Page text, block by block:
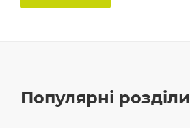
Популярні розділи